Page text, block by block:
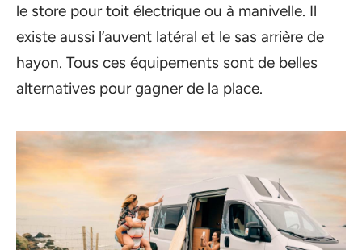
le store pour toit électrique ou à manivelle. Il
existe aussi l’auvent latéral et le sas arrière de
hayon. Tous ces équipements sont de belles
alternatives pour gagner de la place.